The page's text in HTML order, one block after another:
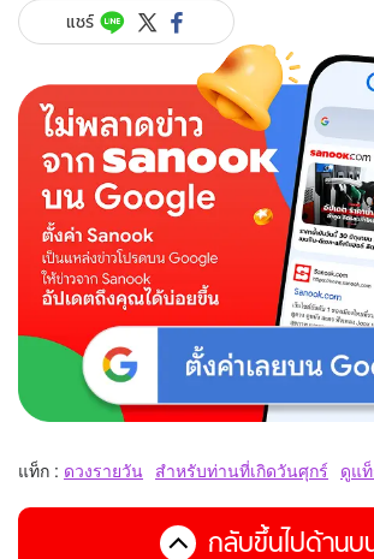
แชร์
แท็ก : ดวงรายวัน สำหรับท่านที่เกิดวันศุกร์ ดูแ
กลับขึ้นไปด้านบ